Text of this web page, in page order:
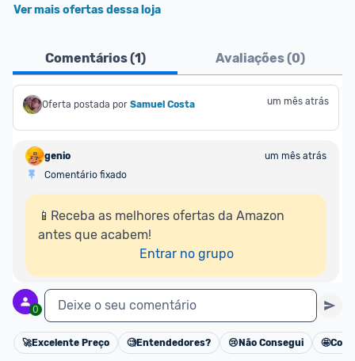
Ver mais ofertas dessa loja
Comentários (1) Avaliações (0)
Oferta postada por Samuel Costa um mês atrás
genio
um mês atrás
Comentário fixado
📱Receba as melhores ofertas da Amazon
antes que acabem!
Entrar no grupo
0 Deixe o seu comentário
Cancelar
🚀Excelente Preço 🧐Entendedores? 😢 Não Consegui 🤩